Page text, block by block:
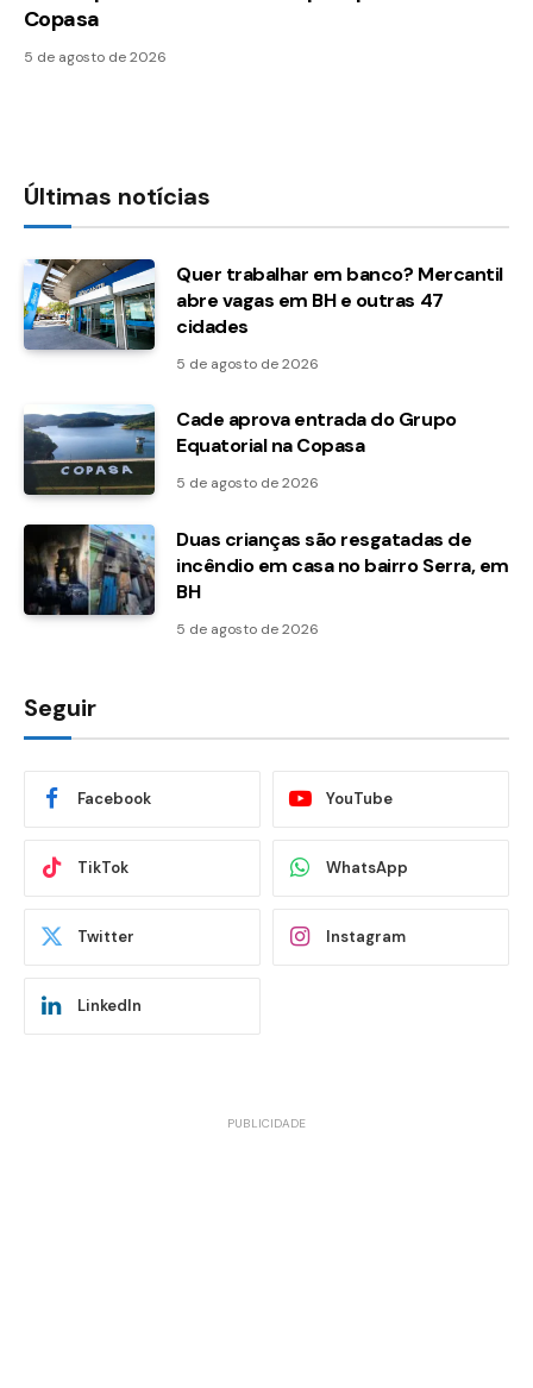
Copasa
5 de agosto de 2026
Últimas notícias
Quer trabalhar em banco? Mercantil
abre vagas em BH e outras 47
cidades
5 de agosto de 2026
Cade aprova entrada do Grupo
Equatorial na Copasa
5 de agosto de 2026
Duas crianças são resgatadas de
incêndio em casa no bairro Serra, em
BH
5 de agosto de 2026
Seguir
Facebook YouTube
TikTok WhatsApp
Twitter Instagram
LinkedIn